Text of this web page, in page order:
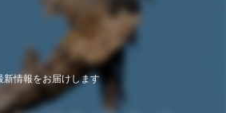
新情報をお届けします